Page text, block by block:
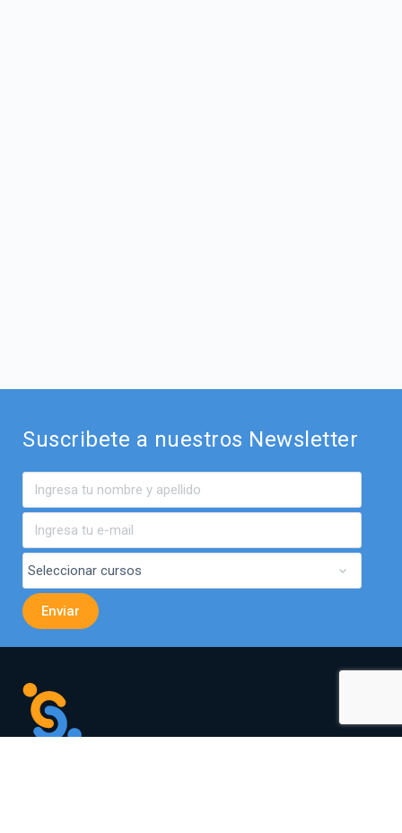
Suscribete a nuestros Newsletter